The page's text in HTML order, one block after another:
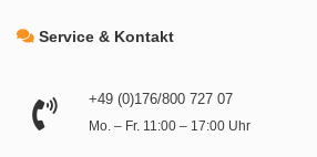
Service & Kontakt
+49 (0)176/800 727 07
Mo. – Fr. 11:00 – 17:00 Uhr